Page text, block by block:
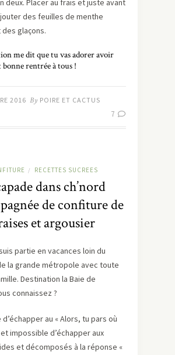
deux. Placer au frais et juste avant
des feuilles de menthe
glaçons.
me dit que tu vas adorer avoir
rentrée à tous !
2016 By POIRE ET CACTUS
7
/ RECETTES SUCREES
dans ch’nord
de confiture de
et argousier
partie en vacances loin du
la grande métropole avec toute
Destination la Baie de
connaissez ?
au « Alors, tu pars où
impossible d’échapper aux
et décomposés à la réponse «